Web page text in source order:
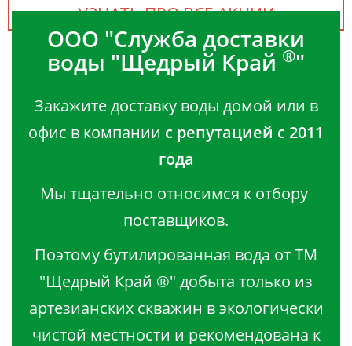
УЗНАТЬ ПРО ВСЕ АКЦИИ
ООО "Служба доставки
воды "Щедрый Край ®"
Закажите доставку воды домой или в
офис в компании с репутацией с 2011
года
Мы тщательно относимся к отбору
поставщиков.
Поэтому бутилированная вода от ТМ
"Щедрый Край ®" добыта только из
артезианских скважин в экологически
чистой местности и рекомендована к